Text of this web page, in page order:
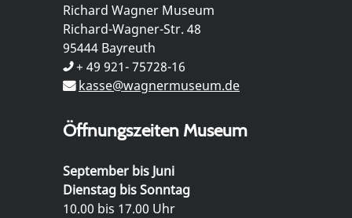
Richard Wagner Museum
Richard-Wagner-Str. 48
95444 Bayreuth
+ 49 921- 75728-16
kasse@wagnermuseum.de
Öffnungszeiten Museum
September bis Juni
Dienstag bis Sonntag
10.00 bis 17.00 Uhr